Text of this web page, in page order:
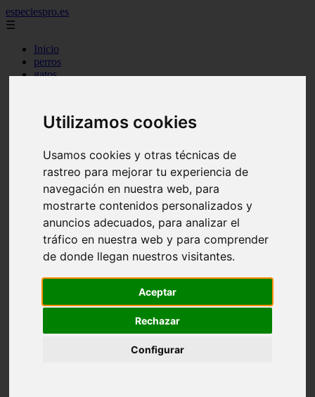
Utilizamos cookies
Usamos cookies y otras técnicas de
rastreo para mejorar tu experiencia de
navegación en nuestra web, para
mostrarte contenidos personalizados y
anuncios adecuados, para analizar el
tráfico en nuestra web y para comprender
de donde llegan nuestros visitantes.
Aceptar
Rechazar
Configurar
especiespro.es
☰
Inicio
perros
gatos
acuariofilia
acuarios
tenencia responsable
ventas
mantenimiento
aves
marketing
bienestar
peque os mam feros
verano
legislaci n
peluquer a
accesorios
complementos